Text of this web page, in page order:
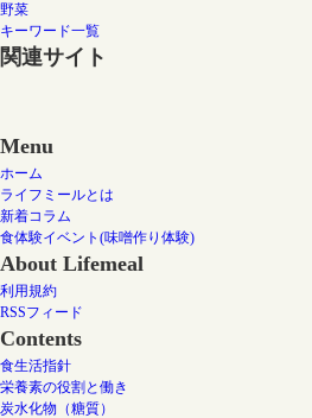
野菜
キーワード一覧
関連サイト
Menu
ホーム
ライフミールとは
新着コラム
食体験イベント(味噌作り体験)
About Lifemeal
利用規約
RSSフィード
Contents
食生活指針
栄養素の役割と働き
炭水化物（糖質）